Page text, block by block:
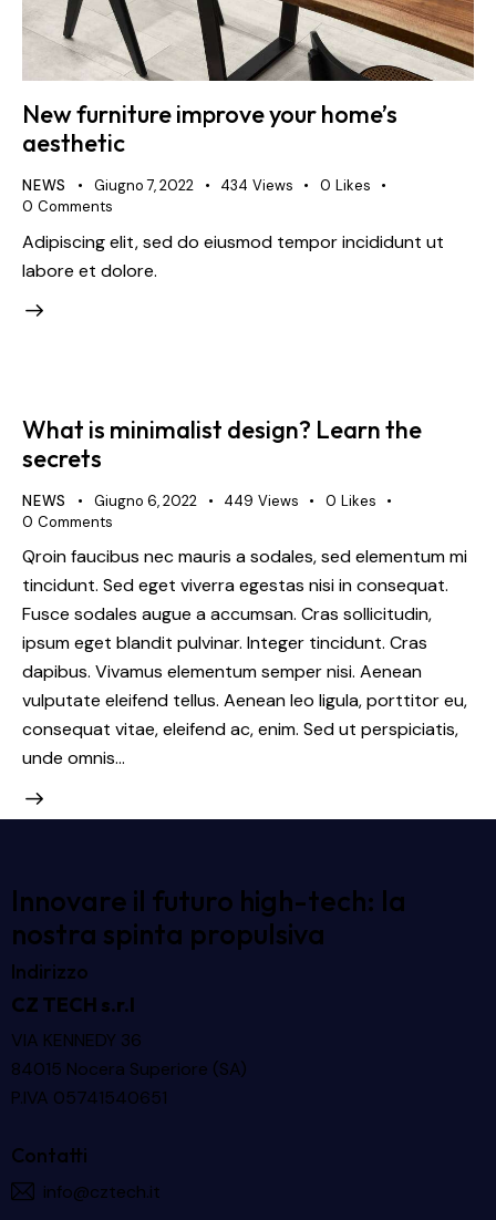
New furniture improve your home’s
aesthetic
NEWS Giugno 7, 2022 434 Views 0 Likes
0 Comments
Adipiscing elit, sed do eiusmod tempor incididunt ut
labore et dolore.
What is minimalist design? Learn the
secrets
NEWS Giugno 6, 2022 449 Views 0 Likes
0 Comments
Qroin faucibus nec mauris a sodales, sed elementum mi
tincidunt. Sed eget viverra egestas nisi in consequat.
Fusce sodales augue a accumsan. Cras sollicitudin,
ipsum eget blandit pulvinar. Integer tincidunt. Cras
dapibus. Vivamus elementum semper nisi. Aenean
vulputate eleifend tellus. Aenean leo ligula, porttitor eu,
consequat vitae, eleifend ac, enim. Sed ut perspiciatis,
unde omnis…
Innovare il futuro high-tech: la
nostra spinta propulsiva
Indirizzo
CZ TECH s.r.l
VIA KENNEDY 36
84015 Nocera Superiore (SA)
P.IVA 05741540651
Contatti
info@cztech.it